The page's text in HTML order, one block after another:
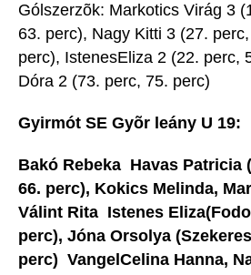
Gólszerzõk: Markotics Virág 3
63. perc), Nagy Kitti 3 (27.
perc), IstenesEliza 2 (22. perc,
Dóra 2 (73. perc, 75. perc)
Gyirmót SE Gyõr leány U 19:
Bakó Rebeka  Havas
66. perc), Kokics Melinda,
Válint Rita  Istenes
perc), Jóna Orsolya
perc)  VangelCelina Hanna,